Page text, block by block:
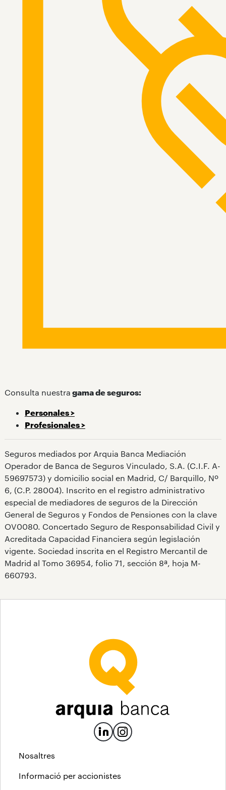
Consulta nuestra gama de seguros:
Personales>
Profesionales >
Seguros mediados por Arquia Banca Mediación
Operador de Banca de Seguros Vinculado, S.A. (C.I.F. A-
59697573) y domicilio social en Madrid, C/ Barquillo, Nº
6, (C.P. 28004). Inscrito en el registro administrativo
especial de mediadores de seguros de la Dirección
General de Seguros y Fondos de Pensiones con la clave
OV0080. Concertado Seguro de Responsabilidad Civil y
Acreditada Capacidad Financiera según legislación
vigente. Sociedad inscrita en el Registro Mercantil de
Madrid al Tomo 36954, folio 71, sección 8ª, hoja M-
660793.
Nosaltres
Informació per accionistes